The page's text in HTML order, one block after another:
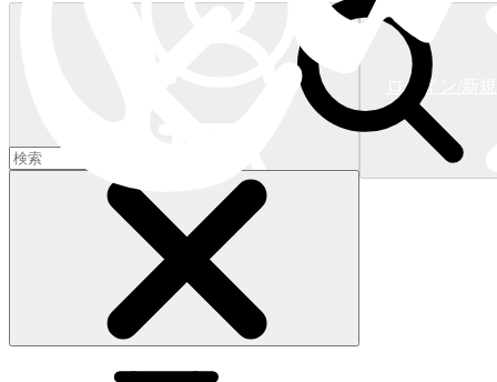
ログイン/新
ショッピングカート 0)